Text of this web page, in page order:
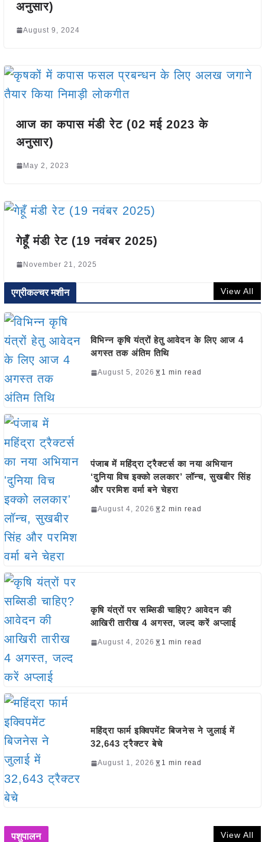
अनुसार)
August 9, 2024
आज का कपास मंडी रेट (02 मई 2023 के
अनुसार)
May 2, 2023
गेहूँ मंडी रेट (19 नवंबर 2025)
November 21, 2025
एग्रीकल्चर मशीन View All
विभिन्न कृषि यंत्रों हेतु आवेदन के लिए आज 4
अगस्त तक अंतिम तिथि
August 5, 2026 1 min read
पंजाब में महिंद्रा ट्रैक्टर्स का नया अभियान
‘दुनिया विच इक्को ललकार’ लॉन्च, सुखबीर सिंह
और परमिश वर्मा बने चेहरा
August 4, 2026 2 min read
कृषि यंत्रों पर सब्सिडी चाहिए? आवेदन की
आखिरी तारीख 4 अगस्त, जल्द करें अप्लाई
August 4, 2026 1 min read
महिंद्रा फार्म इक्विपमेंट बिजनेस ने जुलाई में
32,643 ट्रैक्टर बेचे
August 1, 2026 1 min read
पशुपालन View All